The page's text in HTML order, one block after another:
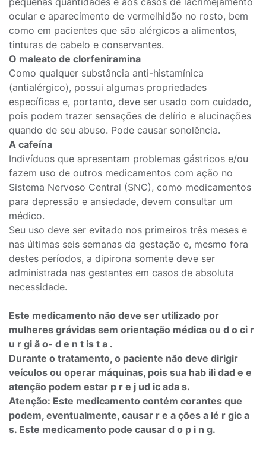
ocular e aparecimento de vermelhidão no rosto, bem
como em pacientes que são alérgicos a alimentos,
tinturas de cabelo e conservantes.
O maleato de clorfeniramina
Como qualquer substância anti-histamínica
(antialérgico), possui algumas propriedades
específicas e, portanto, deve ser usado com cuidado,
pois podem trazer sensações de delírio e alucinações
quando de seu abuso. Pode causar sonolência.
A cafeína
Indivíduos que apresentam problemas gástricos e/ou
fazem uso de outros medicamentos com ação no
Sistema Nervoso Central (SNC), como medicamentos
para depressão e ansiedade, devem consultar um
médico.
Seu uso deve ser evitado nos primeiros três meses e
nas últimas seis semanas da gestação e, mesmo fora
destes períodos, a dipirona somente deve ser
administrada nas gestantes em casos de absoluta
necessidade.
Este medicamento não deve ser utilizado por
mulheres grávidas sem orientação médica ou d o ci r
u r gi ã o- d e n t is t a .
Durante o tratamento, o paciente não deve dirigir
veículos ou operar máquinas, pois sua hab ili dad e e
atenção podem estar p r e j ud ic ada s.
Atenção: Este medicamento contém corantes que
podem, eventualmente, causar r e a ções a lé r gic a
s. Este medicamento pode causar d o p i n g.